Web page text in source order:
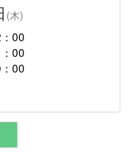
(木)
00
00
00